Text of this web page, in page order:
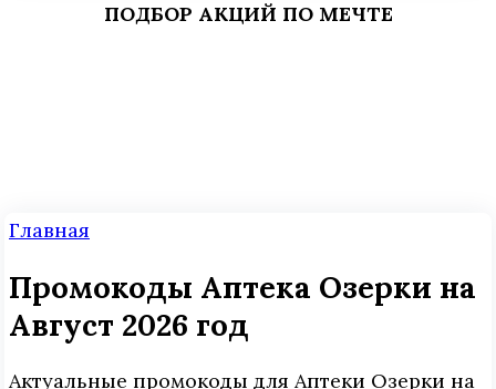
ПОДБОР АКЦИЙ ПО МЕЧТЕ
Главная
Промокоды Аптека Озерки на
Август 2026 год
Актуальные промокоды для Аптеки Озерки на